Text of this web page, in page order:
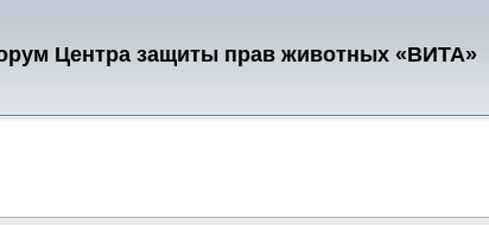
Центра защиты прав животных «ВИТА»